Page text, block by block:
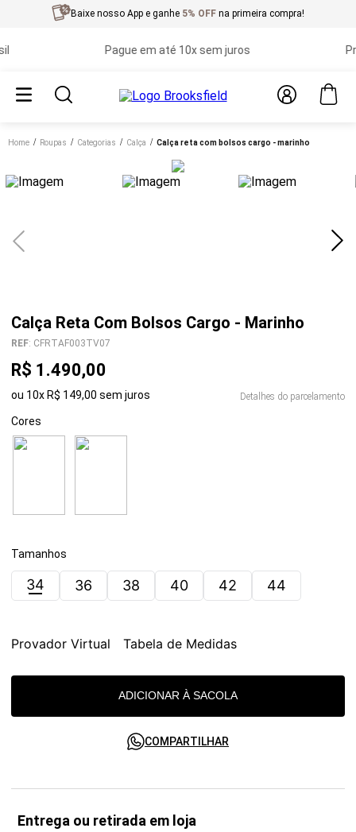
Baixe nosso App e ganhe 5% OFF na primeira compra!
Pague em até 10x sem juros
Home roupas categorias calça calça reta com bolsos cargo - marinho
Calça Reta Com Bolsos Cargo - Marinho
REF: CFRTAF003TV07
R$ 1 .490,00
ou 10x R$ 149,00 sem juros Detalhes do parcelamento
Cores
Tamanhos
34 36 38 40 42 44
Provador Virtual Tabela de Medidas
ADICIONAR À SACOLA
COMPARTILHAR
Entrega ou retirada em loja